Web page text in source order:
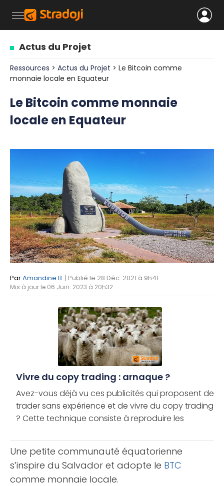
Actus du Projet
Ressources > Actus du Projet > Le Bitcoin comme
monnaie locale en Equateur
Le Bitcoin comme monnaie
locale en Equateur
ParAmandine B. | Publié le 28 Déc. 2021 à 9h41
Mis à jour le 06 Juin. 2023 à 20h32
Vivre du copy trading : arnaque ?
Avez-vous déjà vu ces publicités qui proposent de
trader sans expérience et de vivre du copy trading
? Cette technique consiste à reproduire les
Une petite communauté équatorienne
s’inspire du Salvador et adopte le BTC
comme monnaie locale.